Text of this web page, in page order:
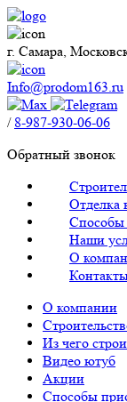
г. Самара,
Info@prodom163.ru
/ 8-987-930-06-06
Обратный звонок
Отделка
Способы
Наши
О
О компании
Из чего
Видео ютуб
Акции
Способы